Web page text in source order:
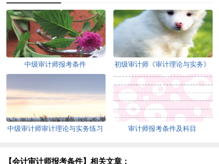
中级审计师报考条件
初级审计师《审计理论与实务》
基础题
中级审计师审计理论与实务练习 审计师报考条件及科目
【会计审计师报考条件】相关文章：